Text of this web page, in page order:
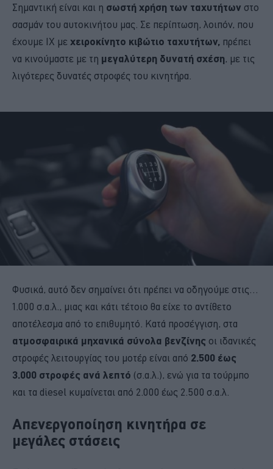
Σημαντική είναι και η σωστή χρήση των ταχυτήτων στο
σασμάν του αυτοκινήτου μας. Σε περίπτωση, λοιπόν, που
έχουμε ΙΧ με χειροκίνητο κιβώτιο ταχυτήτων, πρέπει
να κινούμαστε με τη μεγαλύτερη δυνατή σχέση, με τις
λιγότερες δυνατές στροφές του κινητήρα.
Φυσικά, αυτό δεν σημαίνει ότι πρέπει να οδηγούμε στις…
1.000 σ.α.λ., μιας και κάτι τέτοιο θα είχε το αντίθετο
αποτέλεσμα από το επιθυμητό. Κατά προσέγγιση, στα
ατμοσφαιρικά μηχανικά σύνολα βενζίνης οι ιδανικές
στροφές λειτουργίας του μοτέρ είναι από 2.500 έως
3.000 στροφές ανά λεπτό (σ.α.λ.), ενώ για τα τούρμπο
και τα diesel κυμαίνεται από 2.000 έως 2.500 σ.α.λ.
Απενεργοποίηση κινητήρα σε
μεγάλες στάσεις